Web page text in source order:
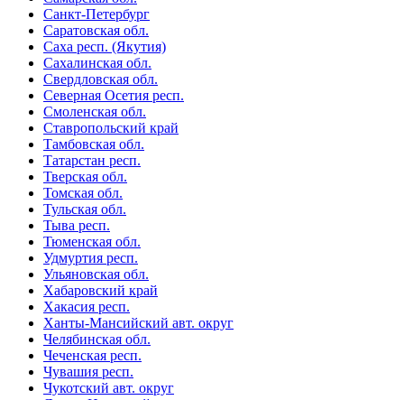
Санкт-Петербург
Саратовская обл.
Саха респ. (Якутия)
Сахалинская обл.
Свердловская обл.
Северная Осетия респ.
Смоленская обл.
Ставропольский край
Тамбовская обл.
Татарстан респ.
Тверская обл.
Томская обл.
Тульская обл.
Тыва респ.
Тюменская обл.
Удмуртия респ.
Ульяновская обл.
Хабаровский край
Хакасия респ.
Ханты-Мансийский авт. округ
Челябинская обл.
Чеченская респ.
Чувашия респ.
Чукотский авт. округ